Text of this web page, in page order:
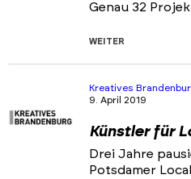
Genau 32
WEITER
Kreatives
9. April 2019
Künstler für
Drei Jahre
Potsdamer